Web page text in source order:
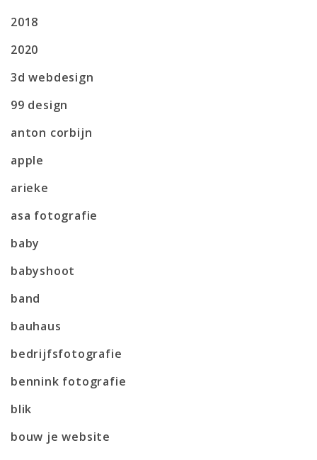
2018
2020
3d webdesign
99 design
anton corbijn
apple
arieke
asa fotografie
baby
babyshoot
band
bauhaus
bedrijfsfotografie
bennink fotografie
blik
bouw je website